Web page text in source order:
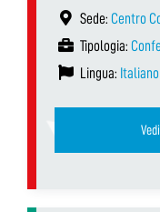
Sede: Centro
Tipologia:
Lingua: Italiano